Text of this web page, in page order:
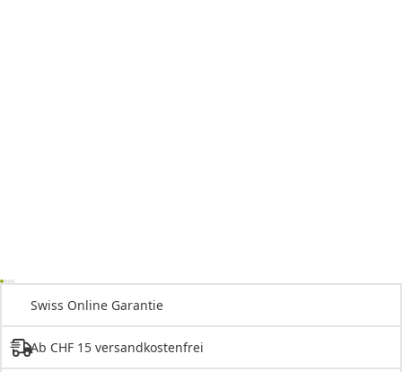
Swiss Online Garantie
Ab CHF 15 versandkostenfrei